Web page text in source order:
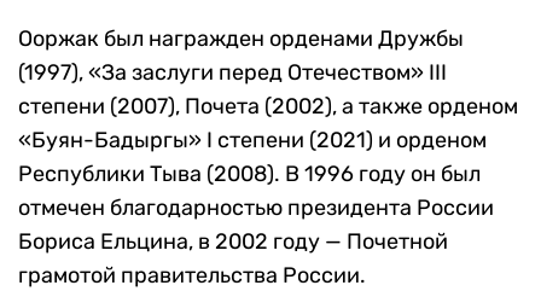
Ооржак был награжден орденами Дружбы
(1997), «За заслуги перед Отечеством» III
степени (2007), Почета (2002), а также орденом
«Буян-Бадыргы» I степени (2021) и орденом
Республики Тыва (2008). В 1996 году он был
отмечен благодарностью президента России
Бориса Ельцина, в 2002 году — Почетной
грамотой правительства России.